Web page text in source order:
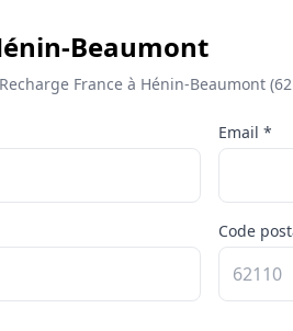
Beaumont
France à Hénin-Beaumont
Email *
Code